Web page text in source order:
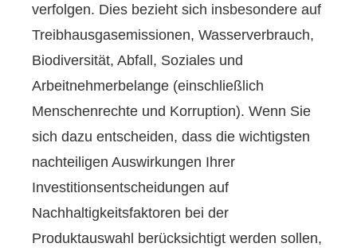
verfolgen. Dies bezieht sich insbesondere auf
Treibhausgasemissionen, Wasserverbrauch,
Biodiversität, Abfall, Soziales und
Arbeitnehmerbelange (einschließlich
Menschenrechte und Korruption). Wenn Sie
sich dazu entscheiden, dass die wichtigsten
nachteiligen Auswirkungen Ihrer
Investitionsentscheidungen auf
Nachhaltigkeitsfaktoren bei der
Produktauswahl berücksichtigt werden sollen,